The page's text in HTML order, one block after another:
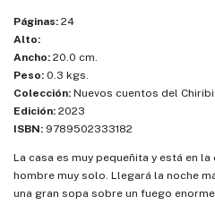
Páginas: 24
Alto:
Ancho: 20.0 cm.
Peso: 0.3 kgs.
Colección: Nuevos cuentos del
Edición: 2023
ISBN: 9789502333182
La casa es muy pequeñita y está en
hombre muy solo. Llegará la noche
una gran sopa sobre un fuego